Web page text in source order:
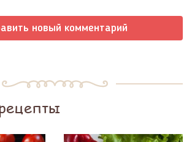
новый комментарий